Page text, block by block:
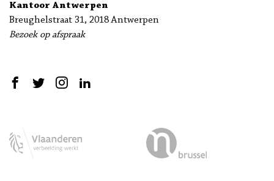
Kantoor Antwerpen
Breughelstraat 31, 2018 Antwerpen
Bezoek op afspraak